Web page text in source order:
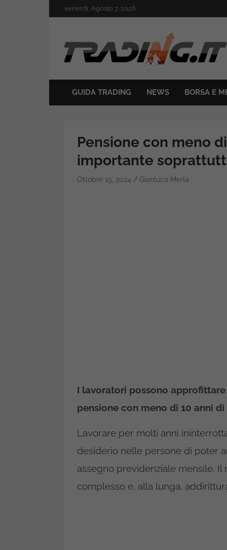
to
venerdì, Agosto 7, 2026
Trading.it
GUIDA TRADING NEWS BORSA E
Pensione con meno
importante
Ottobre 15, 2024 Gianluca Merla
I lavoratori possono
pensione con meno di 10 anni
Lavorare per molti anni
desiderio nelle persone di poter
assegno previdenziale mensile.
complesso e, alla lunga,